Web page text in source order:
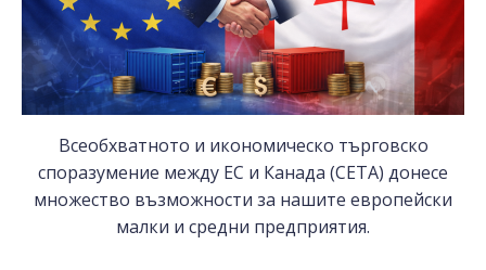
Всеобхватното и икономическо търговско
споразумение между ЕС и Канада (CETA) донесе
множество възможности за нашите европейски
малки и средни предприятия.